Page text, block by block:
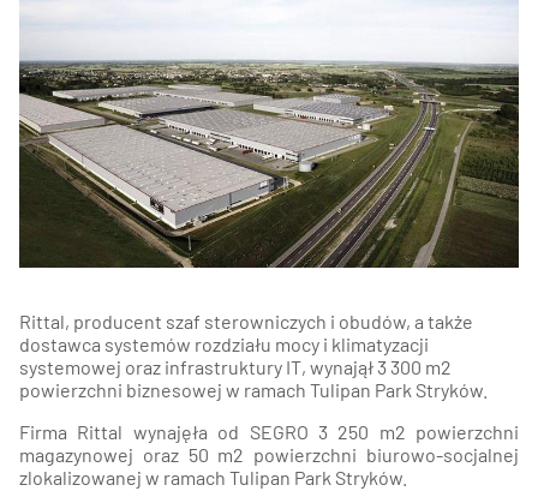
Rittal, producent szaf sterowniczych i obudów, a także
dostawca systemów rozdziału mocy i klimatyzacji
systemowej oraz infrastruktury IT, wynajął 3 300 m2
powierzchni biznesowej w ramach Tulipan Park Stryków
Firma Rittal wynajęła od SEGRO 3 250 m2 powierzchni
magazynowej oraz 50 m2 powierzchni biurowo-socjalnej
zlokalizowanej w ramach Tulipan Park Stryków.